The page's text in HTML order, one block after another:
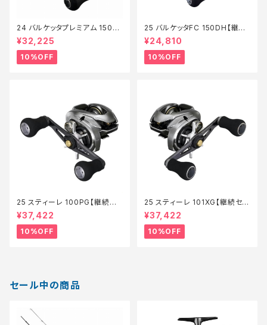
24 バルケッタプレミアム 150D
HXG【継続セール_リール】【10】
¥32,225
10%OFF
25 バルケッタFC 150DH【継続
セール_リール】【10】
¥24,810
10%OFF
25 スティーレ 100PG【継続セ
ール_リール】【10】
¥37,422
10%OFF
25 スティーレ 101XG【継続セー
ル_リール】【10】
¥37,422
10%OFF
セール中の商品